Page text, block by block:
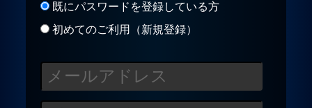
よくあるご質問
著作権について
既にパスワードを登録している方
初めてのご利用（新規登録）